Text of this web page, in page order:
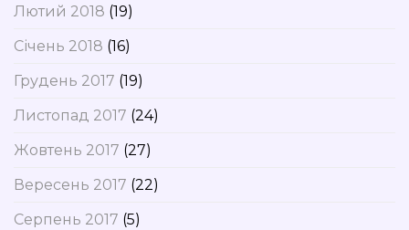
Лютий 2018 (19)
Січень 2018 (16)
Грудень 2017 (19)
Листопад 2017 (24)
Жовтень 2017 (27)
Вересень 2017 (22)
Серпень 2017 (5)